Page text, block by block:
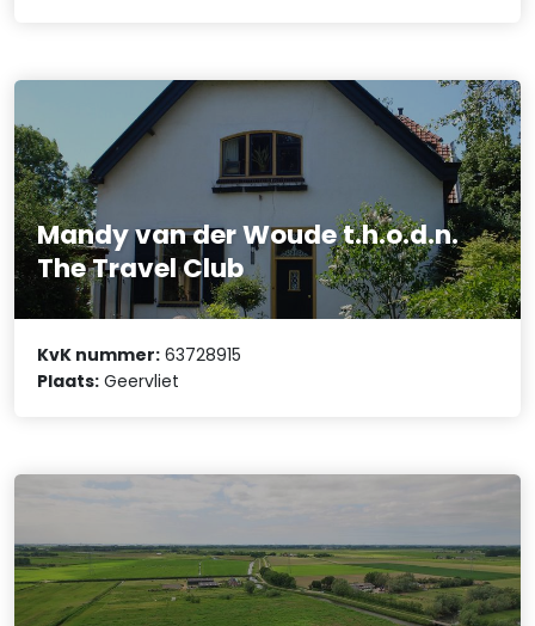
Mandy van der Woude t.h.o.d.n.
The Travel Club
KvK nummer: 63728915
Plaats: Geervliet